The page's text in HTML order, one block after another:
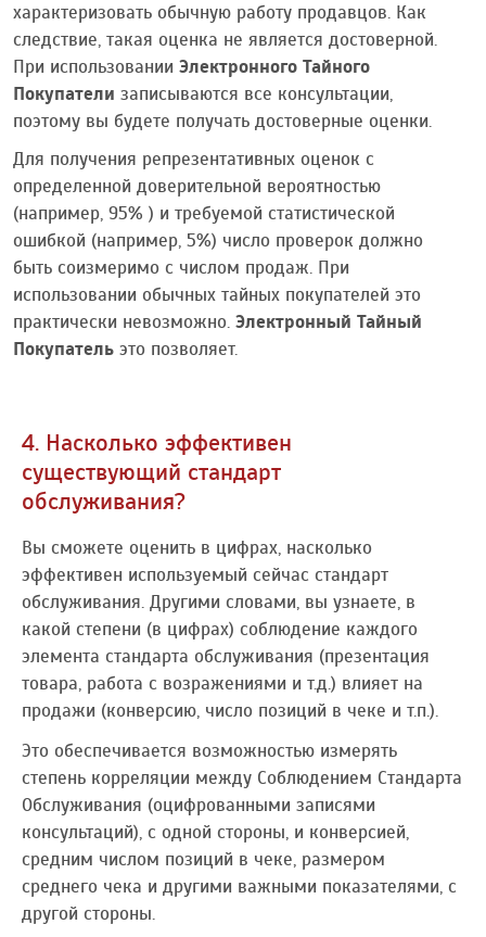
характеризовать обычную работу продавцов. Как
следствие, такая оценка не является достоверной.
При использовании Электронного Тайного
Покупатели записываются все консультации,
поэтому вы будете получать достоверные оценки.
Для получения репрезентативных оценок с
определенной доверительной вероятностью
(например, 95% ) и требуемой статистической
ошибкой (например, 5%) число проверок должно
быть соизмеримо с числом продаж. При
использовании обычных тайных покупателей это
практически невозможно. Электронный Тайный
Покупатель это позволяет.
4. Насколько эффективен
существующий стандарт
обслуживания?
Вы сможете оценить в цифрах, насколько
эффективен используемый сейчас стандарт
обслуживания. Другими словами, вы узнаете, в
какой степени (в цифрах) соблюдение каждого
элемента стандарта обслуживания (презентация
товара, работа с возражениями и т.д.) влияет на
продажи (конверсию, число позиций в чеке и т.п.).
Это обеспечивается возможностью измерять
степень корреляции между Соблюдением Стандарта
Обслуживания (оцифрованными записями
консультаций), с одной стороны, и конверсией,
средним числом позиций в чеке, размером
среднего чека и другими важными показателями, с
другой стороны.